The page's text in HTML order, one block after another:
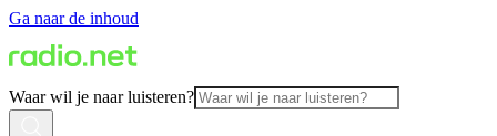
Ga naar de inhoud
Waar wil je naar luisteren?